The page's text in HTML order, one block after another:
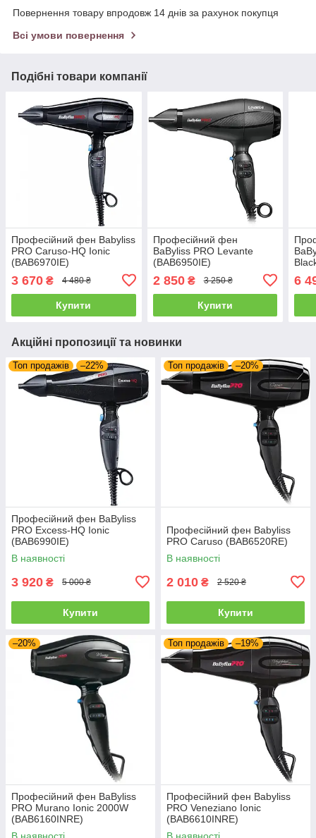
Повернення товару впродовж 14 днів за рахунок покупця
Всі умови повернення
Подібні товари компанії
Професійний фен Babyliss
PRO Caruso-HQ Ionic
(BAB6970IE)
3 670 ₴ 4 480 ₴
Купити
Професійний фен
BaByliss PRO Levante
(BAB6950IE)
2 850₴ 3 250 ₴
Купити
6
Акційні пропозиції та новинки
Топ продажів –22%
Професійний фен BaByliss
PRO Excess-HQ Ionic
(BAB6990IE)
В наявності
3 920 ₴ 5 000 ₴
Купити
Топ продажів –20%
Професійний фен Babyliss
PRO Caruso (BAB6520RE)
В наявності
2 010 ₴ 2 520 ₴
Купити
–20%
Професійний фен BaByliss
PRO Murano Ionic 2000W
(BAB6160INRE)
Топ продажів –19%
Професійний фен Babyliss
PRO Veneziano Ionic
(BAB6610INRE)